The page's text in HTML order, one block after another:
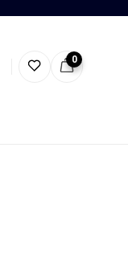
0